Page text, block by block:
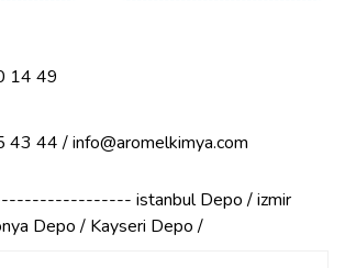
14 49
44 / info@aromelkimya.com
istanbul Depo / izmir
Depo / Kayseri Depo /